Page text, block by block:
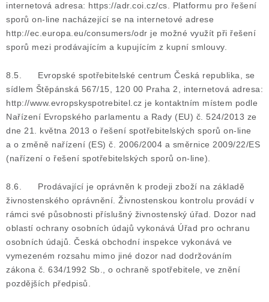
internetová adresa: https://adr.coi.cz/cs. Platformu pro řešení
sporů on-line nacházející se na internetové adrese
http://ec.europa.eu/consumers/odr je možné využít při řešení
sporů mezi prodávajícím a kupujícím z kupní smlouvy.
8.5. Evropské spotřebitelské centrum Česká republika, se
sídlem Štěpánská 567/15, 120 00 Praha 2, internetová adresa:
http://www.evropskyspotrebitel.cz je kontaktním místem podle
Nařízení Evropského parlamentu a Rady (EU) č. 524/2013 ze
dne 21. května 2013 o řešení spotřebitelských sporů on-line
a o změně nařízení (ES) č. 2006/2004 a směrnice 2009/22/ES
(nařízení o řešení spotřebitelských sporů on-line).
8.6. Prodávající je oprávněn k prodeji zboží na základě
živnostenského oprávnění. Živnostenskou kontrolu provádí v
rámci své působnosti příslušný živnostenský úřad. Dozor nad
oblastí ochrany osobních údajů vykonává Úřad pro ochranu
osobních údajů. Česká obchodní inspekce vykonává ve
vymezeném rozsahu mimo jiné dozor nad dodržováním
zákona č. 634/1992 Sb., o ochraně spotřebitele, ve znění
pozdějších předpisů.